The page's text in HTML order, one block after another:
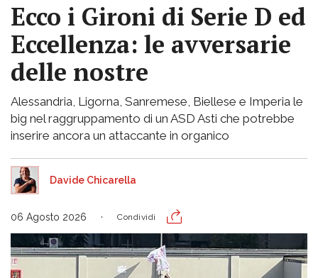
Ecco i Gironi di Serie D ed
Eccellenza: le avversarie
delle nostre
Alessandria, Ligorna, Sanremese, Biellese e Imperia le
big nel raggruppamento di un ASD Asti che potrebbe
inserire ancora un attaccante in organico
Davide Chicarella
06 Agosto 2026 Condividi